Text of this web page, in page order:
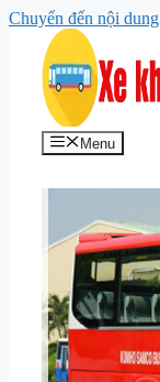
Chuyển đến nội dung
Menu